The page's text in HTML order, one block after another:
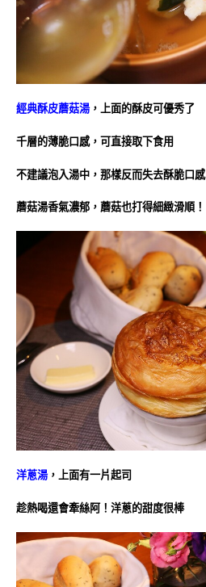
經典酥皮蘑菇湯，上面的酥皮可優秀了
千層的薄脆口感，可直接取下食用
不建議泡入湯中，那樣反而失去酥脆口感
蘑菇湯香氣濃郁，蘑菇也打得細緻滑順！
洋蔥湯，上面有一片起司
趁熱喝還會牽絲阿！洋蔥的甜度很棒